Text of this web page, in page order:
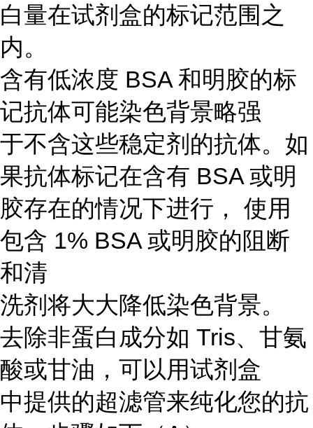
白量在试剂盒的标记范围之
内。
含有低浓度 BSA 和明胶的标
记抗体可能染色背景略强
于不含这些稳定剂的抗体。如
果抗体标记在含有 BSA 或明
胶存在的情况下进行， 使用
包含 1% BSA 或明胶的阻断
和清
洗剂将大大降低染色背景。
去除非蛋白成分如 Tris、甘氨
酸或甘油，可以用试剂盒
中提供的超滤管来纯化您的抗